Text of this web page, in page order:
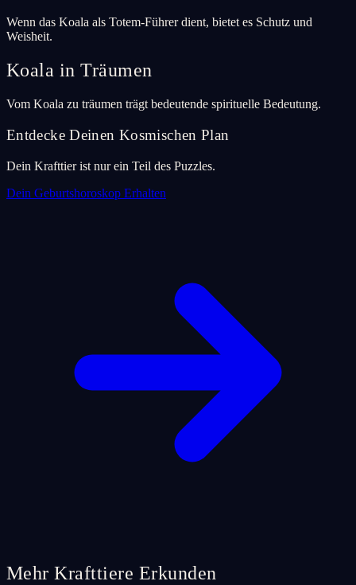
Wenn das Koala als Totem-Führer dient, bietet es Schutz und
Weisheit.
Koala in Träumen
Vom Koala zu träumen trägt bedeutende spirituelle Bedeutung.
Entdecke Deinen Kosmischen Plan
Dein Krafttier ist nur ein Teil des Puzzles.
Dein Geburtshoroskop Erhalten
Mehr Krafttiere Erkunden